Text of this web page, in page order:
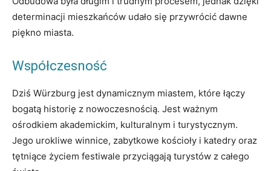
determinacji mieszkańców udało się przywrócić dawne
piękno miasta.
Współczesność
Dziś Würzburg jest dynamicznym miastem, które łączy
bogatą historię z nowoczesnością. Jest ważnym
ośrodkiem akademickim, kulturalnym i turystycznym.
Jego urokliwe winnice, zabytkowe kościoły i katedry oraz
tętniące życiem festiwale przyciągają turystów z całego